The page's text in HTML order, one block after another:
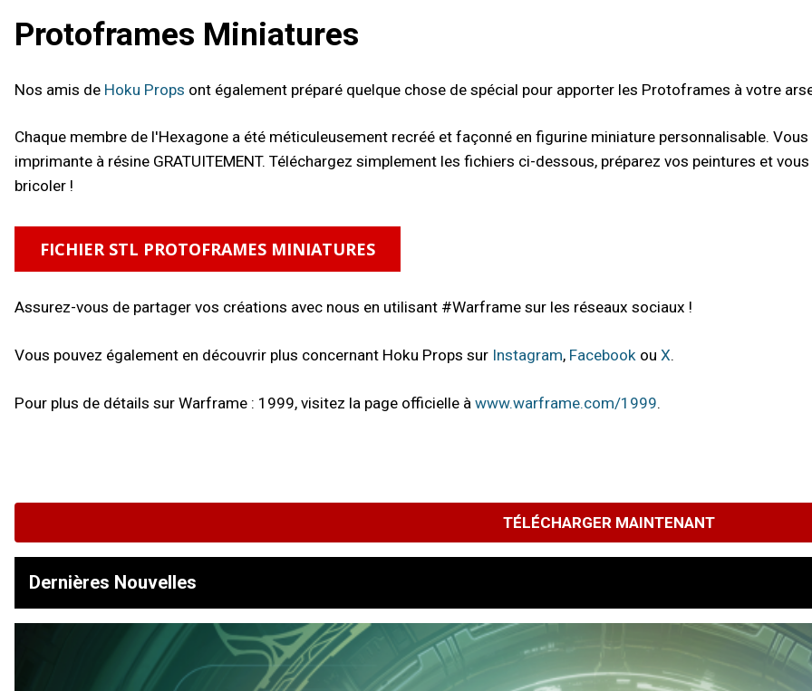
Protoframes Miniatures
Nos amis de Hoku Props ont également préparé quelque chose de spécial pour apporter les Protoframes à votre
Chaque membre de l'Hexagone a été méticuleusement recréé et façonné en figurine miniature personnalisable.
imprimante à résine GRATUITEMENT. Téléchargez simplement les fichiers ci-dessous, préparez vos peintures et
bricoler !
FICHIER STL PROTOFRAMES MINIATURES
Assurez-vous de partager vos créations avec nous en utilisant #Warframe sur les réseaux sociaux !
Vous pouvez également en découvrir plus concernant Hoku Props sur Instagram, Facebook ou X.
Pour plus de détails sur Warframe : 1999, visitez la page officielle à www.warframe.com/1999.
TÉLÉCHARGER MAINTENANT
Dernières Nouvelles